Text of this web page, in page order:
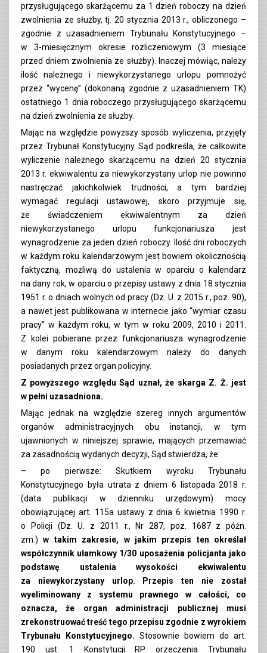
przysługującego skarżącemu za 1 dzień roboczy na dzień
zwolnienia ze służby, tj. 20 stycznia 2013 r., obliczonego –
zgodnie z uzasadnieniem Trybunału Konstytucyjnego –
w 3-miesięcznym okresie rozliczeniowym (3 miesiące
przed dniem zwolnienia ze służby). Inaczej mówiąc, należy
ilość należnego i niewykorzystanego urlopu pomnożyć
przez “wycenę” (dokonaną zgodnie z uzasadnieniem TK)
ostatniego 1 dnia roboczego przysługującego skarżącemu
na dzień zwolnienia ze służby.
Mając na względzie powyższy sposób wyliczenia, przyjęty
przez Trybunał Konstytucyjny Sąd podkreśla, że całkowite
wyliczenie należnego skarżącemu na dzień 20 stycznia
2013 r. ekwiwalentu za niewykorzystany urlop nie powinno
nastręczać jakichkolwiek trudności, a tym bardziej
wymagać regulacji ustawowej, skoro przyjmuje się,
że świadczeniem ekwiwalentnym za dzień
niewykorzystanego urlopu funkcjonariusza jest
wynagrodzenie za jeden dzień roboczy. Ilość dni roboczych
w każdym roku kalendarzowym jest bowiem okolicznością
faktyczną, możliwą do ustalenia w oparciu o kalendarz
na dany rok, w oparciu o przepisy ustawy z dnia 18 stycznia
1951 r. o dniach wolnych od pracy (Dz. U. z 2015 r., poz. 90),
a nawet jest publikowana w internecie jako “wymiar czasu
pracy” w każdym roku, w tym w roku 2009, 2010 i 2011.
Z kolei pobierane przez funkcjonariusza wynagrodzenie
w danym roku kalendarzowym należy do danych
posiadanych przez organ policyjny.
Z powyższego względu Sąd uznał, że skarga Z. Ż. jest
w pełni uzasadniona.
Mając jednak na względzie szereg innych argumentów
organów administracyjnych obu instancji, w tym
ujawnionych w niniejszej sprawie, mających przemawiać
za zasadnością wydanych decyzji, Sąd stwierdza, że:
– po pierwsze: Skutkiem wyroku Trybunału
Konstytucyjnego była utrata z dniem 6 listopada 2018 r.
(data publikacji w dzienniku urzędowym) mocy
obowiązującej art. 115a ustawy z dnia 6 kwietnia 1990 r.
o Policji (Dz. U. z 2011 r., Nr 287, poz. 1687 z późn.
zm.)w takim zakresie, w jakim przepis ten określał
współczynnik ułamkowy 1/30 uposażenia policjanta jako
podstawę ustalenia wysokości ekwiwalentu
za niewykorzystany urlop. Przepis ten nie został
wyeliminowany z systemu prawnego w całości, co
oznacza, że organ administracji publicznej musi
zrekonstruować treść tego przepisu zgodnie z wyrokiem
Trybunału Konstytucyjnego. Stosownie bowiem do art.
190 ust. 1 Konstytucji RP orzeczenia Trybunału